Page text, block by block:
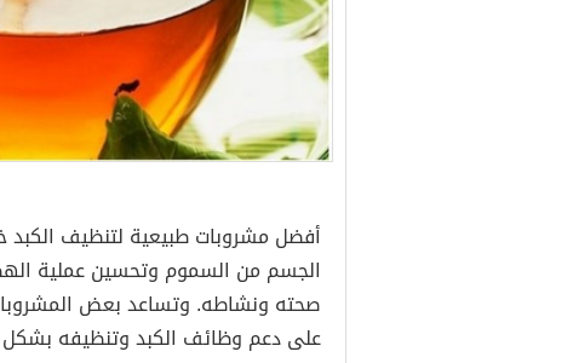
الجسم من السموم وتحسين عملية
صحته ونشاطه. وتساعد بعض المشروبات
على دعم وظائف الكبد وتنظيفه بشكل